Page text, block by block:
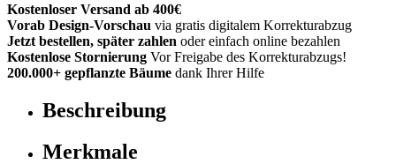
Kostenloser Versand ab 400€
Vorab Design-Vorschau via gratis digitalem Korrekturabzug
Jetzt bestellen, später zahlen oder einfach online bezahlen
Kostenlose Stornierung Vor Freigabe des Korrekturabzugs!
200.000+ gepflanzte Bäume dank Ihrer Hilfe
Beschreibung
Merkmale